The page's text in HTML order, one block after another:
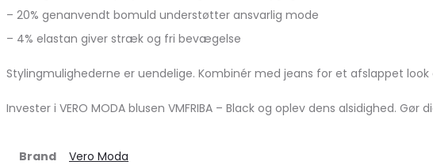
– 20% genanvendt bomuld understøtter ansvarlig mode
– 4% elastan giver stræk og fri bevægelse
Stylingmulighederne er uendelige. Kombinér med jeans for et afslappet
Invester i VERO MODA blusen VMFRIBA – Black og oplev dens alsidighed.
Brand Vero Moda